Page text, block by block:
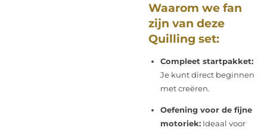
Waarom we fan
zijn van deze
Quilling set:
Compleet startpakket:
Je kunt direct beginnen
met creëren.
Oefening voor de fijne
motoriek:Ideaal voor